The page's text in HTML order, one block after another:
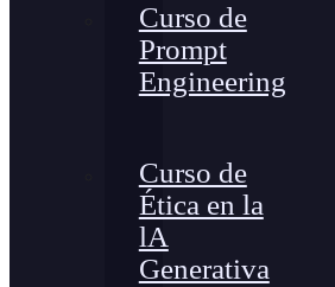
Curso de
Prompt
Engineering
Curso de
Ética en la
lA
Generativa